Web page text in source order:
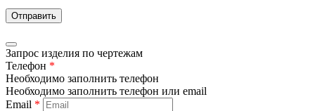
Отправить
Запрос изделия по чертежам
Телефон *
Необходимо заполнить телефон
Необходимо заполнить телефон или email
Email *